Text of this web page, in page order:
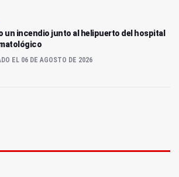
un incendio junto al helipuerto del hospital
EL 06 DE AGOSTO DE 2026